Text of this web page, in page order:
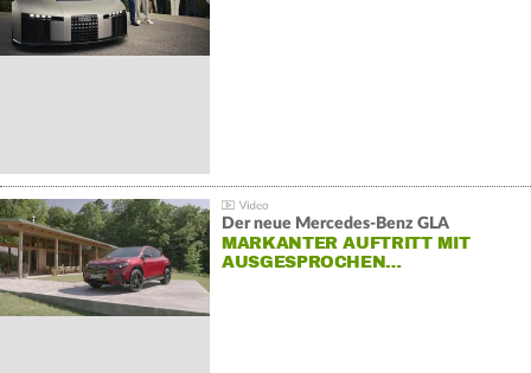
Der neue Mercedes-Benz GLA
MARKANTER AUFTRITT MIT
AUSGESPROCHEN…